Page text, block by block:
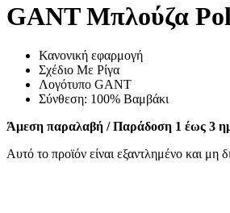
GANT Μπλούζα
Κανονική εφαρμογή
Σχέδιο Με Ρίγα
Λογότυπο GANT
Σύνθεση: 100% Βαμβάκι
Άμεση παραλαβή / Παράδοση 1 έως 3
Αυτό το προϊόν είναι εξαντλημένο και μη